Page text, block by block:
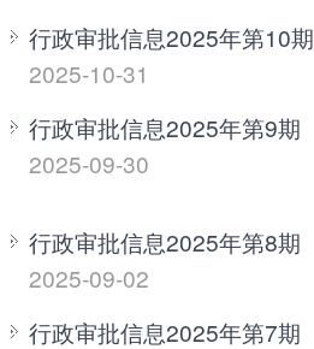
行政审批信息2025年第10期
2025-10-31
行政审批信息2025年第9期
2025-09-30
行政审批信息2025年第8期
2025-09-02
行政审批信息2025年第7期